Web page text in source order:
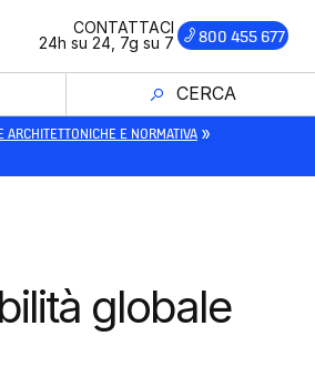
CONTATTACI
24h su 24, 7g su 7
800 455 677
CERCA
ARCHITETTONICHE E NORMATIVA »
globale